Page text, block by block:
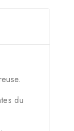
du